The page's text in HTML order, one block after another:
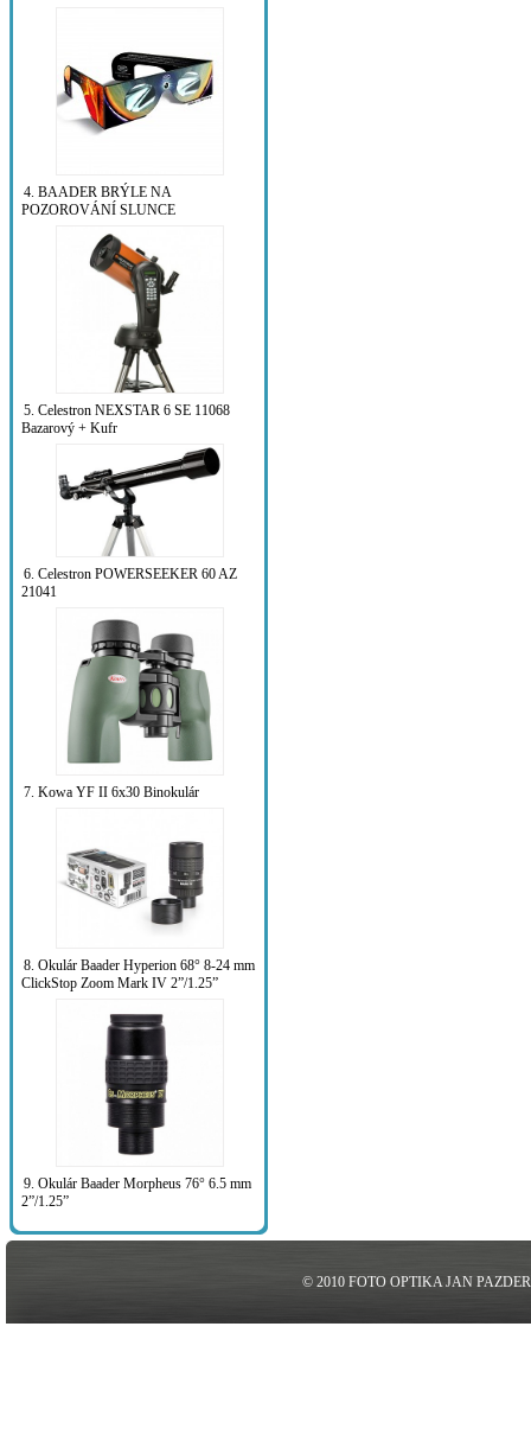
4. BAADER BRÝLE NA
POZOROVÁNÍ SLUNCE
5. Celestron NEXSTAR 6 SE 11068
Bazarový + Kufr
6. Celestron POWERSEEKER 60 AZ
21041
7. Kowa YF II 6x30 Binokulár
8. Okulár Baader Hyperion 68° 8-24 mm
ClickStop Zoom Mark IV 2”/1.25”
9. Okulár Baader Morpheus 76° 6.5 mm
2”/1.25”
© 2010 FOTO OPTIKA JAN